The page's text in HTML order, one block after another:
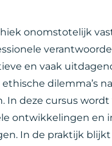
onomstotelijk
en vaak
dilemma’s
deze cursus
ontwikkelingen en
In de praktijk